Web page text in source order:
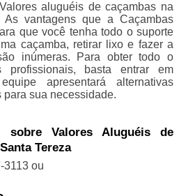
aluguéis de caçambas na
As vantagens que a Caçambas
que você tenha todo o suporte
caçamba, retirar lixo e fazer a
inúmeras. Para obter todo o
profissionais, basta entrar em
apresentará alternativas
sua necessidade.
sobre Valores Aluguéis de
Tereza
3113ou